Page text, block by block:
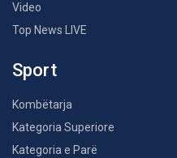
Video
Top News LIVE
Sport
Kombëtarja
Kategoria Superiore
Kategoria e Parë